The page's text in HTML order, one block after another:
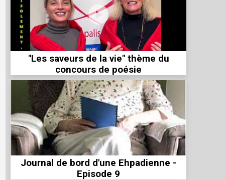
"Les saveurs de la vie" thème du
concours de poésie
Journal de bord d'une Ehpadienne -
Episode 9